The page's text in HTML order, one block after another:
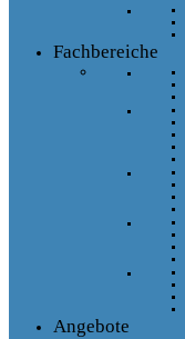
Fachbereiche
Angebote